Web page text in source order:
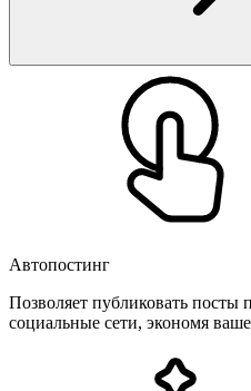
Автопостинг
Позволяет публиковать посты
социальные сети, экономя